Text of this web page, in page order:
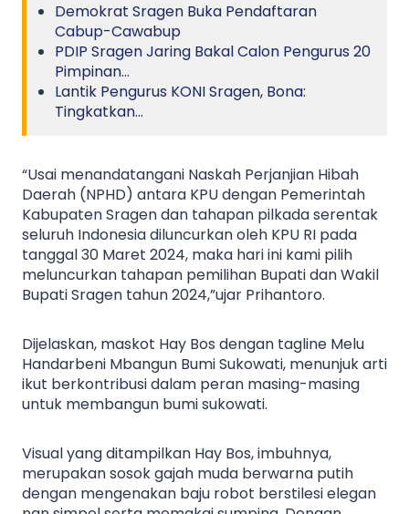
Demokrat Sragen Buka Pendaftaran
Cabup-Cawabup
PDIP Sragen Jaring Bakal Calon Pengurus 20
Pimpinan…
Lantik Pengurus KONI Sragen, Bona:
Tingkatkan…
“Usai menandatangani Naskah Perjanjian Hibah
Daerah (NPHD) antara KPU dengan Pemerintah
Kabupaten Sragen dan tahapan pilkada serentak
seluruh Indonesia diluncurkan oleh KPU RI pada
tanggal 30 Maret 2024, maka hari ini kami pilih
meluncurkan tahapan pemilihan Bupati dan Wakil
Bupati Sragen tahun 2024,”ujar Prihantoro.
Dijelaskan, maskot Hay Bos dengan tagline Melu
Handarbeni Mbangun Bumi Sukowati, menunjuk arti
ikut berkontribusi dalam peran masing-masing
untuk membangun bumi sukowati.
Visual yang ditampilkan Hay Bos, imbuhnya,
merupakan sosok gajah muda berwarna putih
dengan mengenakan baju robot berstilesi elegan